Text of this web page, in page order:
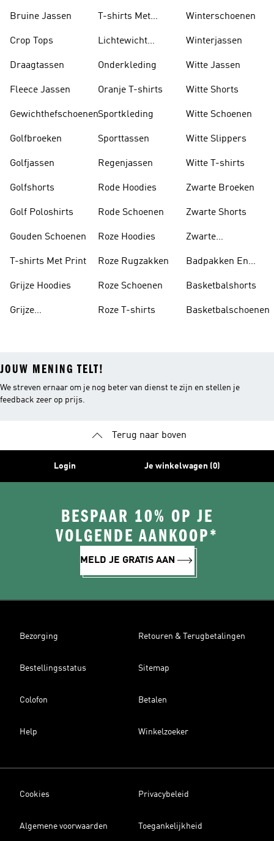
Bruine Jassen
Crop Tops
Draagtassen
Fleece Jassen
Gewichthefschoenen
Golfbroeken
Golfjassen
Golfshorts
Golf Poloshirts
Gouden Schoenen
T-shirts Met Print
Grijze Hoodies
Grijze
T-shirts Met
Lichtewicht
Onderkleding
Oranje T-shirts
Sportkleding
Sporttassen
Regenjassen
Rode Hoodies
Rode Schoenen
Roze Hoodies
Roze Rugzakken
Roze Schoenen
Roze T-shirts
Winterschoenen
Winterjassen
Witte Jassen
Witte Shorts
Witte Schoenen
Witte Slippers
Witte T-shirts
Zwarte Broeken
Zwarte Shorts
Zwarte
Badpakken En
Basketbalshorts
Basketbalschoenen
JOUW MENING TELT!
We streven ernaar om je nog beter van dienst te zijn en stellen je
feedback zeer op prijs.
Terug naar boven
Login Je winkelwagen (0)
BESPAAR 10% OP JE
VOLGENDE AANKOOP*
MELD JE GRATIS AAN
Bezorging Retouren & Terugbetalingen
Bestellingsstatus Sitemap
Colofon Betalen
Help Winkelzoeker
Cookies Privacybeleid
Algemene voorwaarden Toegankelijkheid